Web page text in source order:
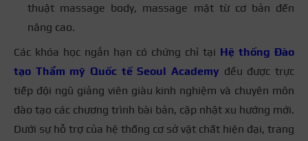
thuật massage body, massage mặt từ cơ bản đến
nâng cao.
Các khóa học ngắn hạn có chứng chỉ tại Hệ thống Đào
tạo Thẩm mỹ Quốc tế Seoul Academy đều được trực
tiếp đội ngũ giảng viên giàu kinh nghiệm và chuyên môn
đào tạo các chương trình bài bản, cập nhật xu hướng mới.
Dưới sự hỗ trợ của hệ thống cơ sở vật chất hiện đại, trang